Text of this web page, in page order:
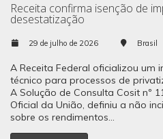
Receita confirma isenção de
desestatização
29 de julho de 2026 Brasil
A Receita Federal oficializou um
técnico para processos de
A Solução de Consulta Cosit nº
Oficial da União, definiu a não
sobre os rendimentos...